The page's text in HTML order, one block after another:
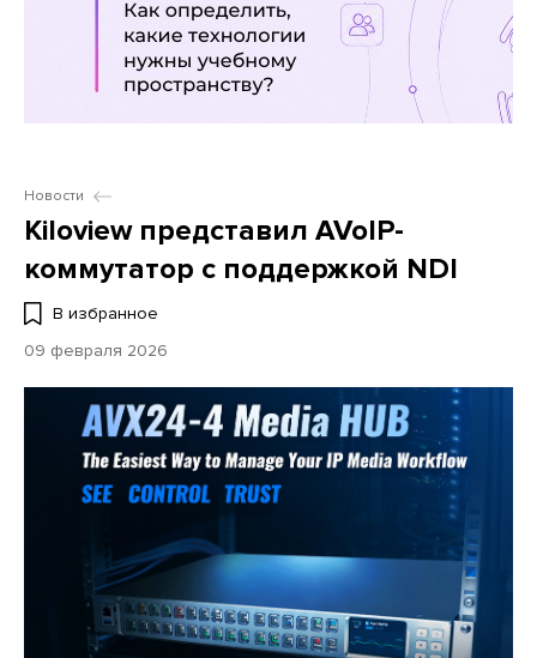
Новости
Kiloview представил AVoIP-
коммутатор с поддержкой NDI
В избранное
09 февраля 2026